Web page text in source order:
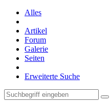
Alles
Artikel
Forum
Galerie
Seiten
Erweiterte Suche